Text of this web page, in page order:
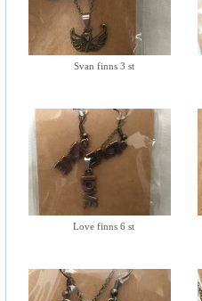
Svan finns 3 st
Love finns 6 st